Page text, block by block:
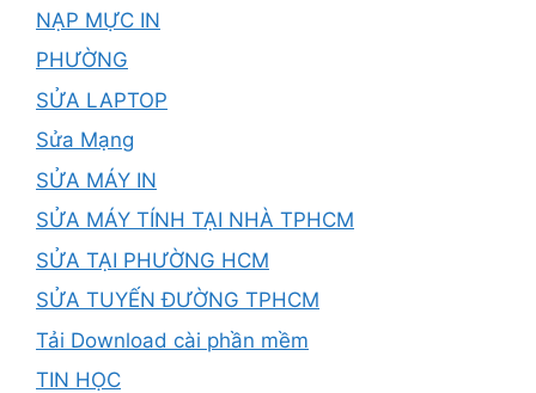
NẠP MỰC IN
PHƯỜNG
SỬA LAPTOP
Sửa Mạng
SỬA MÁY IN
SỬA MÁY TÍNH TẠI NHÀ TPHCM
SỬA TẠI PHƯỜNG HCM
SỬA TUYẾN ĐƯỜNG TPHCM
Tải Download cài phần mềm
TIN HỌC